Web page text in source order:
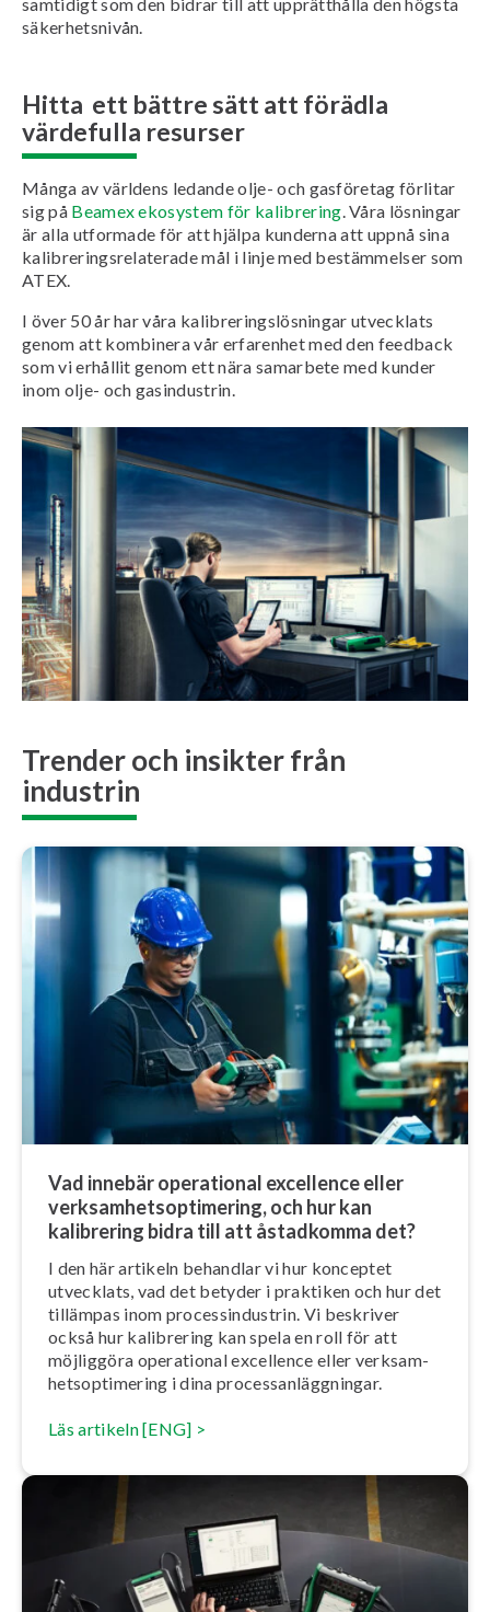
säkerhetsnivån.
Hitta ett bättre sätt att förädla
värdefulla resurser
Många av världens ledande olje- och gasföretag förlitar
sig på Beamex ekosystem för kalibrering . Våra lösningar
är alla utformade för att hjälpa kunderna att uppnå sina
kalibreringsrelaterade mål i linje med bestämmelser som
ATEX.
I över 50 år har våra kalibreringslösningar utvecklats
genom att kombinera vår erfarenhet med den feedback
som vi erhållit genom ett nära samarbete med kunder
inom olje- och gasindustrin.
Trender och insikter från
industrin
Vad innebär operational excellence eller
verk­sam­hets­op­ti­me­ring, och hur kan
kalibrering bidra till att åstadkomma det?
I den här artikeln behandlar vi hur konceptet
utvecklats, vad det betyder i praktiken och hur det
tillämpas inom pro­cess­in­du­strin. Vi beskriver
också hur kalibrering kan spela en roll för att
möjliggöra operational excellence eller verk­sam­
hets­op­ti­me­ring i dina pro­cess­an­lägg­ning­ar.
Läs artikeln [ENG] >